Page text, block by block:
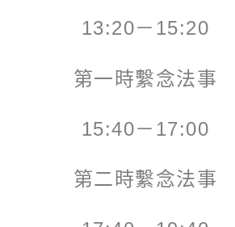
13:20－15:20
第一時繫念法事
15:40－17:00
第二時繫念法事